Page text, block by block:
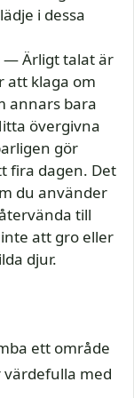
i dessa
— Ärligt talat är
att klaga om
annars bara
övergivna
gör
fira dagen. Det
du använder
till
att gro eller
djur.
ett område
med